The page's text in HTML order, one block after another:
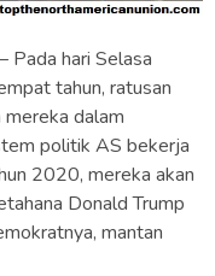
Pada hari Selasa
tahun, ratusan
dalam
politik AS bekerja
2020, mereka akan
Donald Trump
mantan